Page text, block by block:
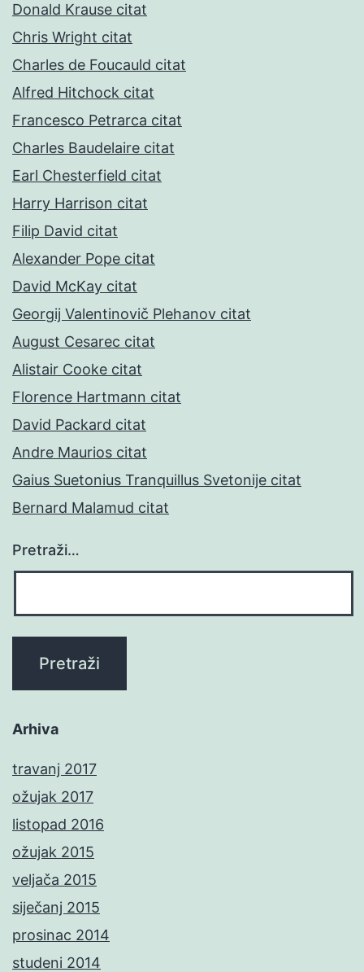
Donald Krause citat
Chris Wright citat
Charles de Foucauld citat
Alfred Hitchock citat
Francesco Petrarca citat
Charles Baudelaire citat
Earl Chesterfield citat
Harry Harrison citat
Filip David citat
Alexander Pope citat
David McKay citat
Georgij Valentinovič Plehanov citat
August Cesarec citat
Alistair Cooke citat
Florence Hartmann citat
David Packard citat
Andre Maurios citat
Gaius Suetonius Tranquillus Svetonije citat
Bernard Malamud citat
Pretraži…
Arhiva
travanj 2017
ožujak 2017
listopad 2016
ožujak 2015
veljača 2015
siječanj 2015
prosinac 2014
studeni 2014